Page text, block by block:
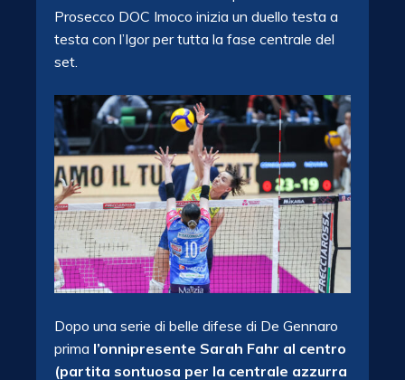
Prosecco DOC Imoco inizia un duello testa a
testa con l’Igor per tutta la fase centrale del
set.
Dopo una serie di belle difese di De Gennaro
prima l’onnipresente Sarah Fahr al centro
(partita sontuosa per la centrale azzurra